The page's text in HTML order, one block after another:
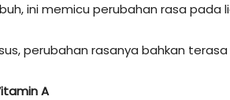
ini memicu perubahan rasa pada
perubahan rasanya bahkan
A